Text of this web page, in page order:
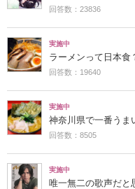
回答数：23836
実施中
ラーメンって日本食
回答数：19640
実施中
神奈川県で一番うま
回答数：8505
実施中
唯一無二の歌声だと